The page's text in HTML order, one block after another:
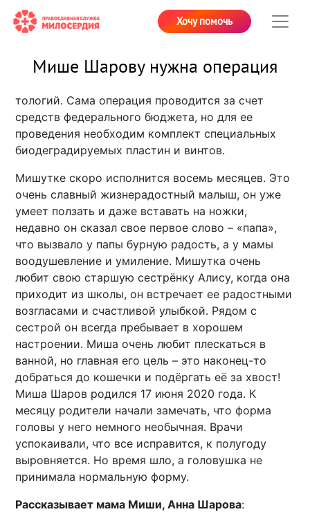
Хочу помочь
Мише Шарову нужна операция
тологий. Сама операция проводится за счет
средств федерального бюджета, но для ее
проведения необходим комплект специальных
биодеградируемых пластин и винтов.
Мишутке скоро исполнится восемь месяцев. Это
очень славный жизнерадостный малыш, он уже
умеет ползать и даже вставать на ножки,
недавно он сказал свое первое слово – «папа»,
что вызвало у папы бурную радость, а у мамы
воодушевление и умиление. Мишутка очень
любит свою старшую сестрёнку Алису, когда она
приходит из школы, он встречает ее радостными
возгласами и счастливой улыбкой. Рядом с
сестрой он всегда пребывает в хорошем
настроении. Миша очень любит плескаться в
ванной, но главная его цель – это наконец-то
добраться до кошечки и подёргать её за хвост!
Миша Шаров родился 17 июня 2020 года. К
месяцу родители начали замечать, что форма
головы у него немного необычная. Врачи
успокаивали, что все исправится, к полугоду
выровняется. Но время шло, а головушка не
принимала нормальную форму.
Рассказывает мама Миши, Анна Шарова: